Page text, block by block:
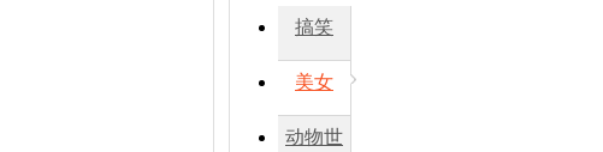
搞笑
美女
动物世